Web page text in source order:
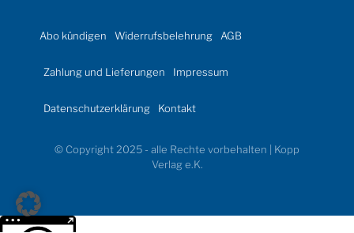
Abo kündigen Widerrufsbelehrung AGB
Zahlung und Lieferungen Impressum
Datenschutzerklärung Kontakt
© Copyright 2025 - alle Rechte vorbehalten | Kopp
Verlag e.K.
Weitere Informationen über den gesperrten Inhalt.